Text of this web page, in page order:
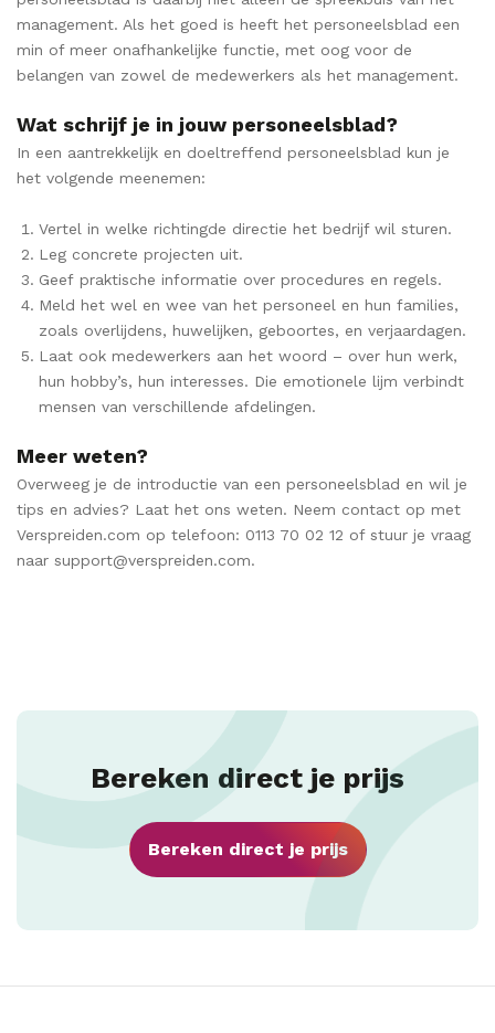
management. Als het goed is heeft het personeelsblad een
min of meer onafhankelijke functie, met oog voor de
belangen van zowel de medewerkers als het management.
Wat schrijf je in jouw personeelsblad?
In een aantrekkelijk en doeltreffend personeelsblad kun je
het volgende meenemen:
Vertel in welke richtingde directie het bedrijf wil sturen.
Leg concrete projecten uit.
Geef praktische informatie over procedures en regels.
Meld het wel en wee van het personeel en hun families,
zoals overlijdens, huwelijken, geboortes, en verjaardagen.
Laat ook medewerkers aan het woord – over hun werk,
hun hobby’s, hun interesses. Die emotionele lijm verbindt
mensen van verschillende afdelingen.
Meer weten?
Overweeg je de introductie van een personeelsblad en wil je
tips en advies? Laat het ons weten. Neem contact op met
Verspreiden.com op telefoon: 0113 70 02 12 of stuur je vraag
naar support@verspreiden.com.
Bereken direct je prijs
Bereken direct je prijs